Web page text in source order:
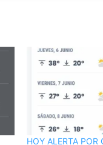
HOY ALERTA